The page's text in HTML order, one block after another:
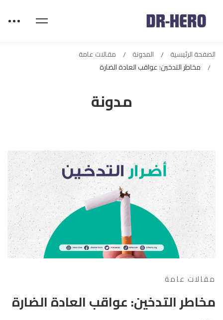
مدونة
الصفحة الرئيسية المدونة
مقالات عامة
مخاطر التدخين: عواقب العادة الضارة
مقالات عامة
مخاطر التدخين: عواقب العادة الضارة